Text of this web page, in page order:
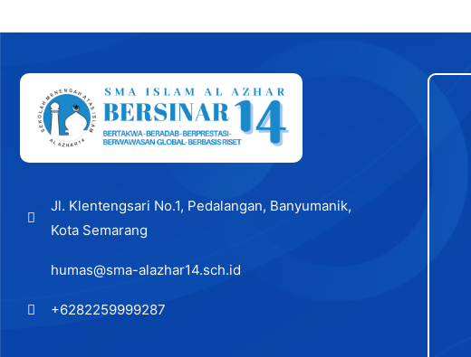
Jl. Klentengsari No.1, Pedalangan, Banyumanik,
Kota Semarang
humas@sma-alazhar14.sch.id
+6282259999287